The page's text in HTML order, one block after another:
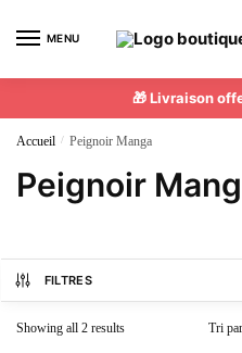
MENU
🎁 Livraison
Accueil / Peignoir Manga
Peignoir
FILTRES
Showing all 2 results